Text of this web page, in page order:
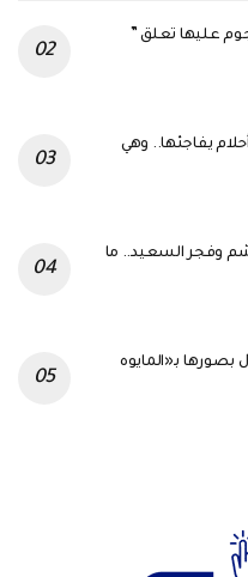
عليها تعلق ”
يفاجئها.. وهي
وفجر السعيد.. ما
بـ«المايوه